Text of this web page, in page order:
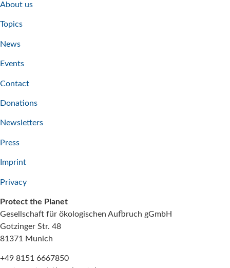
About us
Topics
News
Events
Contact
Donations
Newsletters
Press
Imprint
Privacy
Protect the Planet
Gesellschaft für ökologischen Aufbruch gGmbH
Gotzinger Str. 48
81371 Munich
+49 8151 6667850